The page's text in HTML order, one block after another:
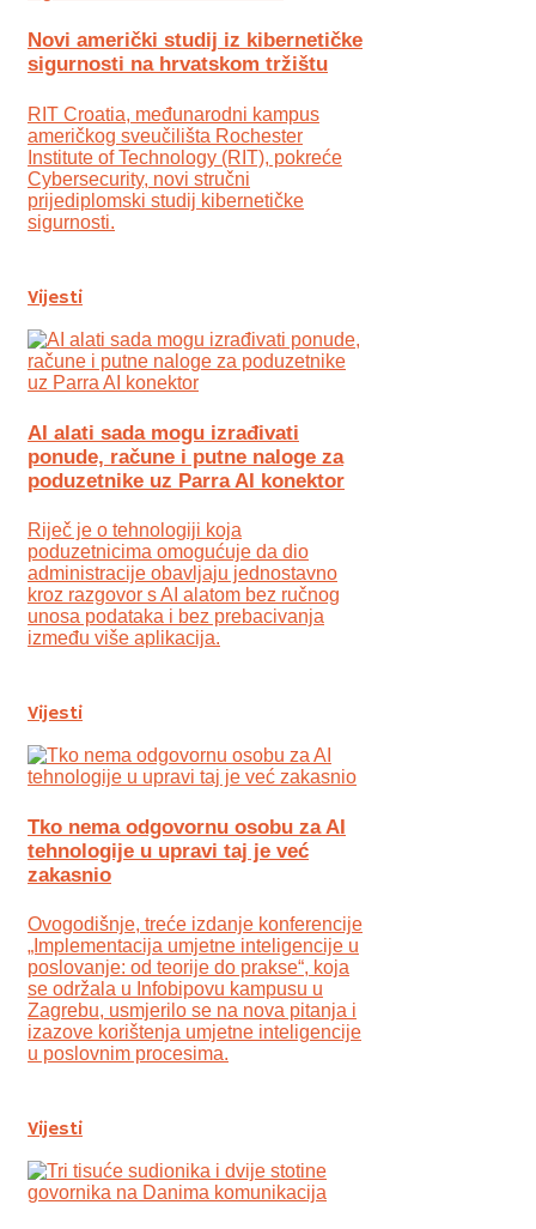
Novi američki studij iz kibernetičke
sigurnosti na hrvatskom tržištu
RIT Croatia, međunarodni kampus
američkog sveučilišta Rochester
Institute of Technology (RIT), pokreće
Cybersecurity, novi stručni
prijediplomski studij kibernetičke
sigurnosti.
Vijesti
AI alati sada mogu izrađivati
ponude, račune i putne naloge za
poduzetnike uz Parra AI konektor
Riječ je o tehnologiji koja
poduzetnicima omogućuje da dio
administracije obavljaju jednostavno
kroz razgovor s AI alatom bez ručnog
unosa podataka i bez prebacivanja
između više aplikacija.
Vijesti
Tko nema odgovornu osobu za AI
tehnologije u upravi taj je već
zakasnio
Ovogodišnje, treće izdanje konferencije
„Implementacija umjetne inteligencije u
poslovanje: od teorije do prakse“, koja
se održala u Infobipovu kampusu u
Zagrebu, usmjerilo se na nova pitanja i
izazove korištenja umjetne inteligencije
u poslovnim procesima.
Vijesti